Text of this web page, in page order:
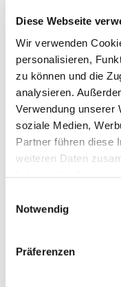
Diese Webseite
Wir verwenden
personalisieren,
zu können und die
analysieren.
Verwendung unserer
soziale Medien,
Partner führen diese
weiteren Daten
Notwendig
Präferenzen
Der WAREMA Timer
Sonnenschutzes.
Höchstmaß an Komfort,
automatisch schließt
an Sicherheit. Denn
wirkt Ihr Haus bewohnt.
vorbeugenden
Brillante Extras
Wetterstation